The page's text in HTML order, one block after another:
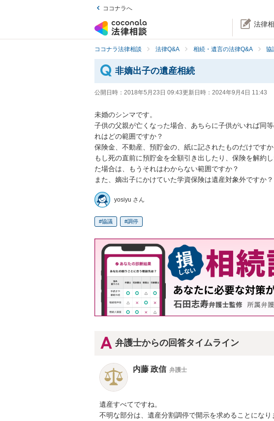
ココナラへ
法律
ココナラ法律相談 法律Q&A 相続・遺言の法律Q&A 協
非嫡出子の遺産相続
公開日時： 2018年5月23日 09:43更新日時： 2024年9月4日 11:43
未婚のシンマです。
子供の父親が亡くなった場合、あちらに子供がいれば同
れはどの範囲ですか？
保険金、不動産、預貯金の、紙に記されたものだけですか
もし死の直前に預貯金を全額引き出したり、保険を解約
た場合は、もうそれはわからない範囲ですか？
また、嫡出子にかけていた学資保険は遺産対象外ですか？
yosiyu さん
協議 調停
弁護士からの回答タイムライン
内藤 政信 弁護士
遺産すべてですね。
不明な部分は、遺産分割調停で開示を求めることになり